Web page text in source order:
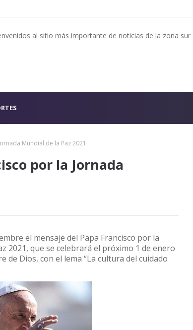
al sitio más importante de noticias de la zona sur
Mundial de la Paz 2021
por la Jornada
el mensaje del Papa Francisco por la
2021, que se celebrará el próximo 1 de enero
de Dios, con el lema “La cultura del cuidado